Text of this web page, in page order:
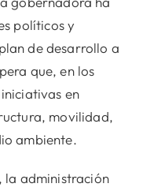
políticos y
de desarrollo a
que, en los
en
movilidad,
ambiente.
la administración